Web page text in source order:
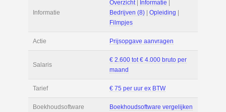
Overzicht
Filmpjes